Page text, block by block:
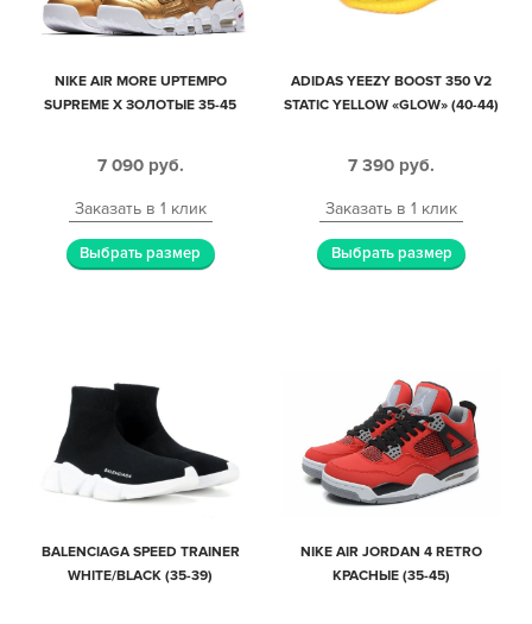
NIKE AIR MORE UPTEMPO
SUPREME X ЗОЛОТЫЕ 35-45
7 090 руб.
Заказать в 1 клик
Выбрать размер
ADIDAS YEEZY BOOST 350 V2
STATIC YELLOW «GLOW» (40-44)
7 390 руб.
Заказать в 1 клик
Выбрать размер
BALENCIAGA SPEED TRAINER
WHITE/BLACK (35-39)
NIKE AIR JORDAN 4 RETRO
КРАСНЫЕ (35-45)